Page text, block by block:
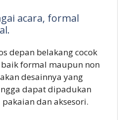
acara, formal
depan belakang cocok
formal maupun non
desainnya yang
dapat dipadukan
dan aksesori.